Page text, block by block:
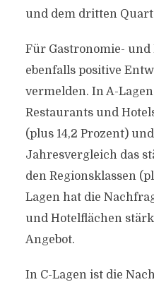
und dem dritten
Für Gastronomie- und
ebenfalls positive
vermelden. In A-
Restaurants und
(plus 14,2 Prozent)
Jahresvergleich das
den Regionsklassen
Lagen hat die
und Hotelflächen
Angebot.
In C-Lagen ist die